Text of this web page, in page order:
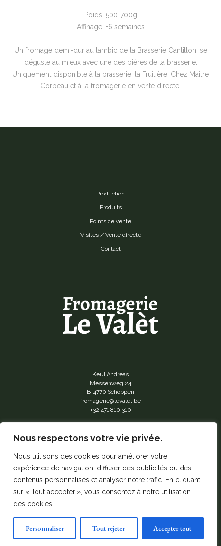
Nous respectons votre vie privée.
Nous utilisons des cookies pour améliorer votre
expérience de navigation, diffuser des publicités ou des
contenus personnalisés et analyser notre trafic. En cliquant
sur « Tout accepter », vous consentez à notre utilisation
des cookies.
Personnaliser Tout rejeter Accepter tout
Poids: 500-700g
Affinage: +6 semaines
Un fromage demi-dur au lambic de la Brasserie Cantillon, se
déguste au mieux avec une des bières de la brasserie.
Uniquement disponible à la brasserie, la Fruitière, Chez Maître
Corbeau et à la fromagerie en vente directe.
Production
Produits
Points de vente
Visites / Vente directe
Contact
Keul Andreas
Messenweg 24
B-4770 Schoppen
fromagerie@levalet.be
+32 471 810 310
Mentions légales
Charte de confidentialité
© 2024 LeValet